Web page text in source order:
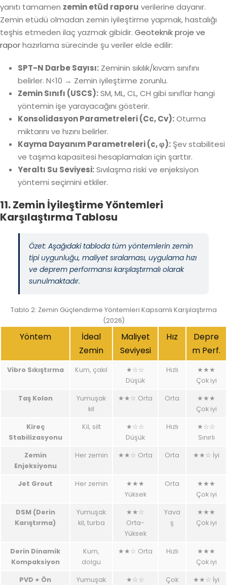
yanıtı tamamen zemin etüd raporu verilerine dayanır.
Zemin etüdü olmadan zemin iyileştirme yapmak, hastalığı
teşhis etmeden ilaç yazmak gibidir. Geoteknik proje ve
raporhazırlama sürecinde şu veriler elde edilir:
SPT-N Darbe Sayısı: Zeminin sıkılık/kıvam sınıfını
belirler. N<10 → Zemin iyileştirme zorunlu.
Zemin Sınıfı (USCS):SM, ML, CL, CH gibi sınıflar hangi
yöntemin işe yarayacağını gösterir.
Konsolidasyon Parametreleri (Cc, Cv):Oturma
miktarını ve hızını belirler.
Kayma Dayanım Parametreleri (c, φ): Şev stabilitesi
ve taşıma kapasitesi hesaplamaları için şarttır.
Yeraltı Su Seviyesi:Sıvılaşma riski ve enjeksiyon
yöntemi seçimini etkiler.
11. Zemin İyileştirme Yöntemleri
Karşılaştırma Tablosu
Özet: Aşağıdaki tabloda tüm yöntemlerin zemin
tipi uygunluğu, maliyet sıralaması, uygulama hızı
ve deprem performansı karşılaştırmalı olarak
sunulmaktadır.
Tablo 2: Zemin Güçlendirme Yöntemleri Kapsamlı Karşılaştırma
(2026)
Yöntem
İdeal
Zemin
Maliyet
Seviyesi
Hız
Depre
m Perf.
Vibro Sıkıştırma Kum, çakıl
★☆☆
Düşük
Hızlı
★★★
Çok iyi
Taş Kolon
Yumuşak
kil
★★☆ Orta Orta
★★★
Çok iyi
Kireç
Stabilizasyonu
Kil, silt
★☆☆
Düşük
Hızlı
★☆☆
Sınırlı
Zemin
Enjeksiyonu
Her zemin ★★☆ Orta Orta ★★☆ İyi
Jet Grout Her zemin
★★★
Yüksek
Orta
★★★
Çok iyi
DSM (Derin
Karıştırma)
Yumuşak
kil, turba
★★☆
Orta-
Yüksek
Yava
ş
★★★
Çok iyi
Derin Dinamik
Kompaksiyon
Kum,
dolgu
★★☆ Orta Hızlı
★★★
Çok iyi
PVD + Ön
Yumuşak
★☆☆
Çok
★★☆ İyi